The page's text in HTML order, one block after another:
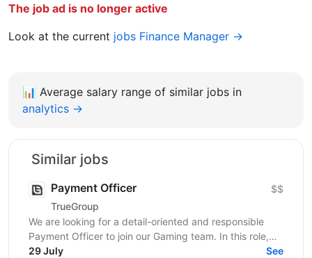
The job ad is no longer active
Look at the current jobs Finance Manager →
📊 Average salary range of similar jobs in
analytics →
Similar jobs
Payment Officer
TrueGroup
$$
We are looking for a detail-oriented and responsible
Payment Officer to join our Gaming team. In this role,
you will be responsible for processing customer...
29 July See